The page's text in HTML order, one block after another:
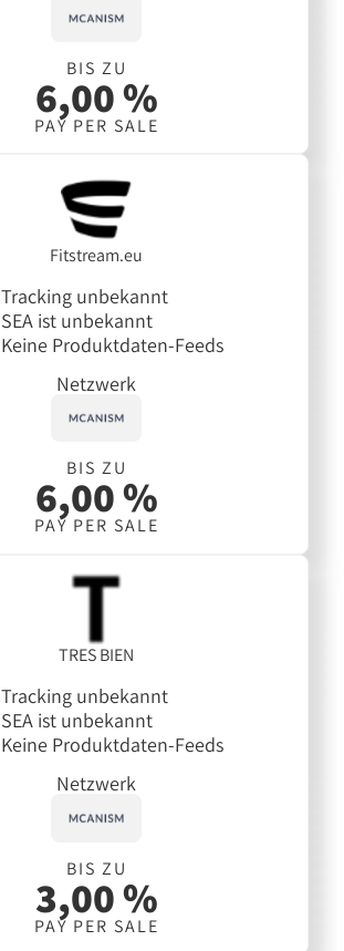
BIS ZU
6,00 %
PAY PER SALE
Fitstream.eu
Tracking unbekannt
SEA ist unbekannt
Keine Produktdaten-Feeds
Netzwerk
BIS ZU
6,00 %
PAY PER SALE
TRES BIEN
Tracking unbekannt
SEA ist unbekannt
Keine Produktdaten-Feeds
Netzwerk
BIS ZU
3,00 %
PAY PER SALE